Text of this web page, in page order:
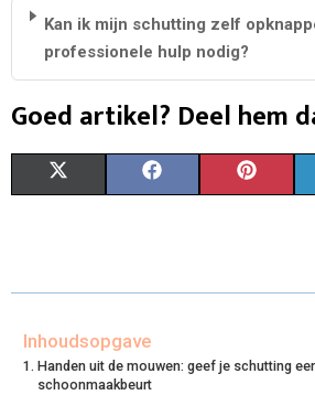
Kan ik mijn schutting zelf
professionele hulp nodig?
Goed artikel? Deel hem
R
E
O
W
I
T
R
O
E
O
R
O
T
R
Inhoudsopgave
Handen uit de mouwen: geef je schutting
schoonmaakbeurt